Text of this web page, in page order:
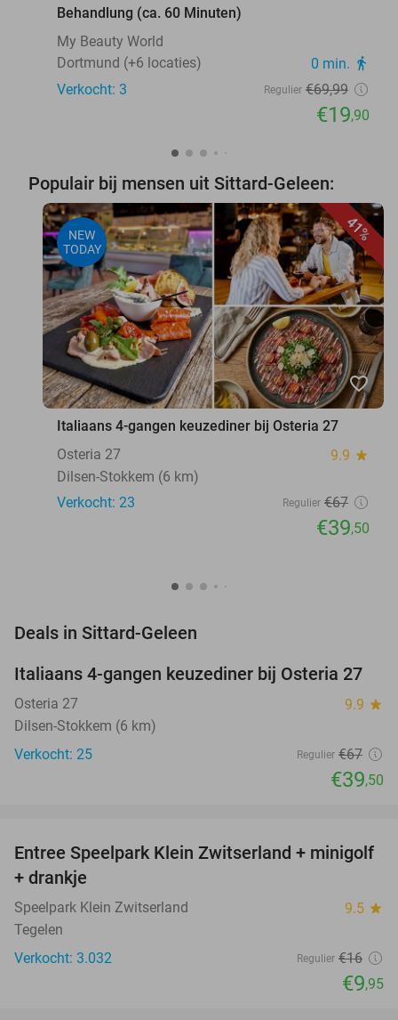
Behandlung (ca. 60 Minuten)
My Beauty World
Dortmund (+6 locaties)
0 min. directions_walk
Verkocht: 3 Regulier €69,99
€19,90
Populair bij mensen uit Sittard-Geleen:
41%
NEW
TODAY
favorite_border
Italiaans 4-gangen keuzediner bij Osteria 27
Osteria 27
9.9 star
Dilsen-Stokkem (6 km)
Verkocht: 23
Regulier €67
€39,50
Deals in Sittard-Geleen
41%
TODAY
Italiaans 4-gangen keuzediner bij Osteria 27
Osteria 27 9.9 star
Dilsen-Stokkem (6 km)
Verkocht: 25
Regulier €67
€39,50
38%
Entree Speelpark Klein Zwitserland + minigolf
+ drankje
Speelpark Klein Zwitserland 9.5 star
Tegelen
Verkocht: 3.032
Regulier €16
€9,95